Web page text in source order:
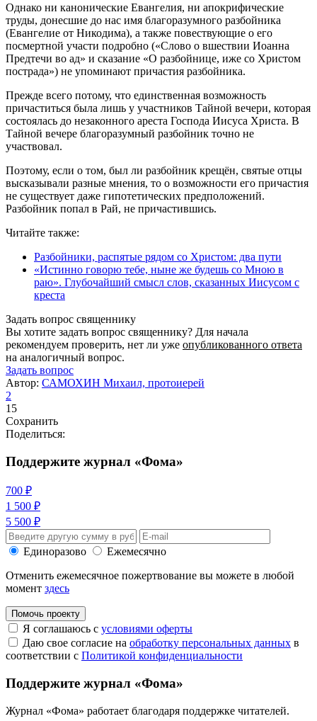
Однако ни канонические Евангелия, ни апокрифические
труды, донесшие до нас имя благоразумного разбойника
(Евангелие от Никодима), а также повествующие о его
посмертной участи подробно («Слово о вшествии Иоанна
Предтечи во ад» и сказание «О разбойнице, иже со Христом
пострада») не упоминают причастия разбойника.
Прежде всего потому, что единственная возможность
причаститься была лишь у участников Тайной вечери, которая
состоялась до незаконного ареста Господа Иисуса Христа. В
Тайной вечере благоразумный разбойник точно не
участвовал.
Поэтому, если о том, был ли разбойник крещён, святые отцы
высказывали разные мнения, то о возможности его причастия
не существует даже гипотетических предположений.
Разбойник попал в Рай, не причастившись.
Читайте также:
Разбойники, распятые рядом со Христом: два пути
«Истинно говорю тебе, ныне же будешь со Мною в
раю». Глубочайший смысл слов, сказанных Иисусом с
креста
Задать вопрос священнику
Вы хотите задать вопрос священнику? Для начала
рекомендуем проверить, нет ли уже опубликованного ответа
на аналогичный вопрос.
Задать вопрос
Автор: САМОХИН Михаил, протоиерей
2
15
Сохранить
Поделиться:
Поддержите журнал «Фома»
700 ₽
1 500 ₽
5 500 ₽
Единоразово
Ежемесячно
Отменить ежемесячное пожертвование вы можете в любой
момент здесь
Помочь проекту
Я соглашаюсь с условиями оферты
Даю свое согласие на обработку персональных данных в
соответствии с Политикой конфиденциальности
Поддержите журнал «Фома»
Журнал «Фома» работает благодаря поддержке читателей.